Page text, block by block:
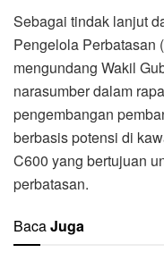
Sebagai tindak lanjut
Pengelola Perbatasan
mengundang Wakil
narasumber dalam
pengembangan
berbasis potensi di
C600 yang bertujuan
perbatasan.
BacaJuga